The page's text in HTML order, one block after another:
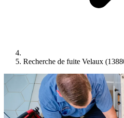
Recherche de fuite Velaux